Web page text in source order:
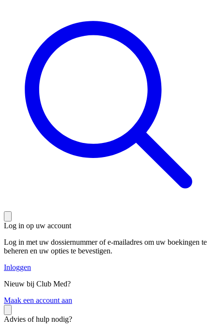
Log in op uw account
Log in met uw dossiernummer of e-mailadres om uw boekingen te
beheren en uw opties te bevestigen.
Inloggen
Nieuw bij Club Med?
Maak een account aan
Advies of hulp nodig?